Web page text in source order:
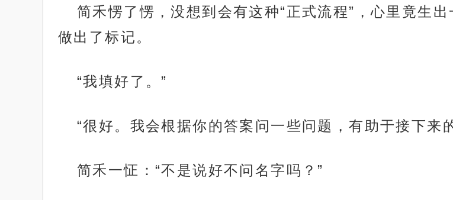
简禾愣了愣，没想到会有这种“正式流程”，心里竟生
做出了标记。
“我填好了。”
“很好。我会根据你的答案问一些问题，有助于接下来
简禾一怔：“不是说好不问名字吗？”